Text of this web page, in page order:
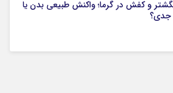
و کفش در گرما؛ واکنش طبیعی بدن یا
جدی؟